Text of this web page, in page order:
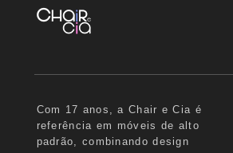
Com 17 anos, a Chair e Cia é
referência em móveis de alto
padrão, combinando design